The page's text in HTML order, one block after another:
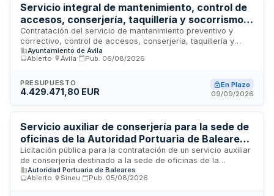
Servicio integral de mantenimiento, control de
accesos, conserjería, taquillería y socorrismo
en instalaciones deportivas municipales del
Ayuntamiento de Ávila
Contratación del servicio de mantenimiento preventivo y
correctivo, control de accesos, conserjería, taquillería y
socorrismo en las instalaciones deportivas municipales del
Ayuntamiento de Ávila. El contrato incluye la gestión integral
seguridad y prestación de servicios de salvamento acuático.
Se ejecutará durante dos años, prorrogables por
abierto sujeto a regulación armonizada y adjudicación por
mejor relación calidad-precio.
Ayuntamiento de Ávila
Abierto
Ávila Pub. 06/08/2026
PRESUPUESTO
4.429.471,80 EUR
En Plazo
09/09/2026
Servicio auxiliar de conserjería para la sede de
oficinas de la Autoridad Portuaria de Baleares
en Palma
Licitación pública para la contratación de un servicio auxiliar
de conserjería destinado a la sede de oficinas de la
Autoridad Portuaria de Baleares ubicada en el puerto de
Palma. El servicio incluye labores de recepción, vigilancia,
Autoridad Portuaria de Baleares
Abierto
Sineu Pub. 05/08/2026